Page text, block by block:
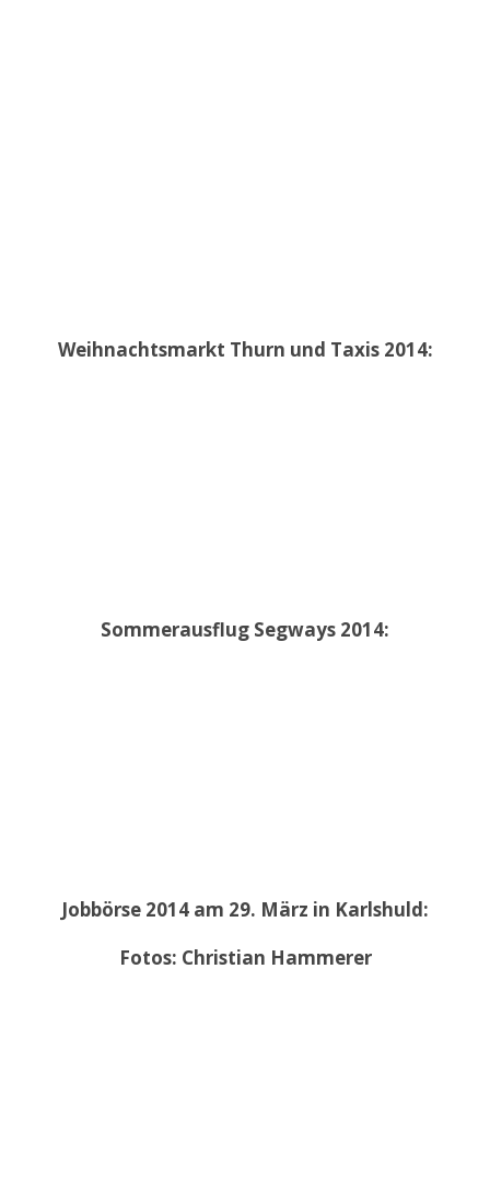
Weihnachtsmarkt Thurn und Taxis 2014:
Sommerausflug Segways 2014:
Jobbörse 2014 am 29. März in Karlshuld:
Fotos: Christian Hammerer